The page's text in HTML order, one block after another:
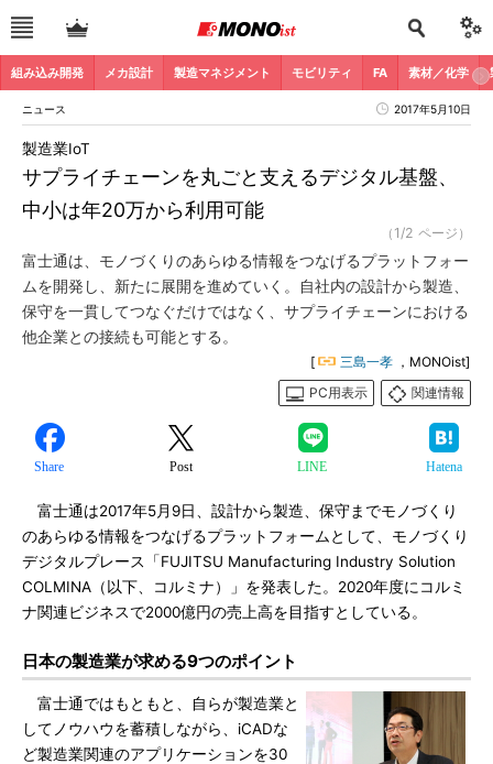
組み込み開発 メカ設計 製造マネジメント モビリティ FA 素材／化学
ニュース 2017年5月10日
サプライチェーンを丸ごと支えるデジタル基盤、
中小は年20万から利用可能
製造業IoT
（1/2 ページ）
富士通は、モノづくりのあらゆる情報をつなげるプラットフォー
ムを開発し、新たに展開を進めていく。自社内の設計から製造、
保守を一貫してつなぐだけではなく、サプライチェーンにおける
他企業との接続も可能とする。
[ 三島一孝 ，MONOist]
PC用表示
関連情報
Share Post LINE Hatena
富士通は2017年5月9日、設計から製造、保守までモノづくり
のあらゆる情報をつなげるプラットフォームとして、モノづくり
デジタルプレース「FUJITSU Manufacturing Industry Solution
COLMINA（以下、コルミナ）」を発表した。2020年度にコルミ
ナ関連ビジネスで2000億円の売上高を目指すとしている。
日本の製造業が求める9つのポイント
富士通ではもともと、自らが製造業と
してノウハウを蓄積しながら、iCADな
ど製造業関連のアプリケーションを30